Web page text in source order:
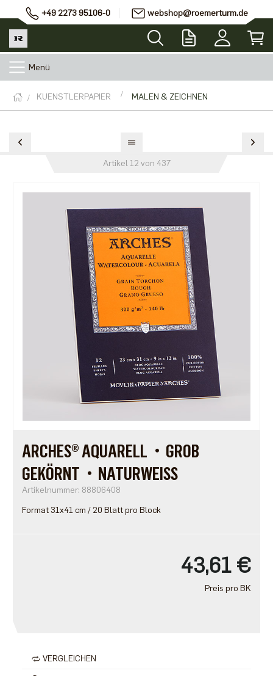
+49 2273 95106-0 webshop@roemerturm.de
Menü
KUENSTLERPAPIER MALEN & ZEICHNEN
Artikel 12 von 437
ARCHES® AQUARELL・GROB
GEKÖRNT・NATURWEISS
Artikelnummer: 88806408
Format 31x41 cm / 20 Blatt pro Block
43,61 €
Preis pro BK
VERGLEICHEN